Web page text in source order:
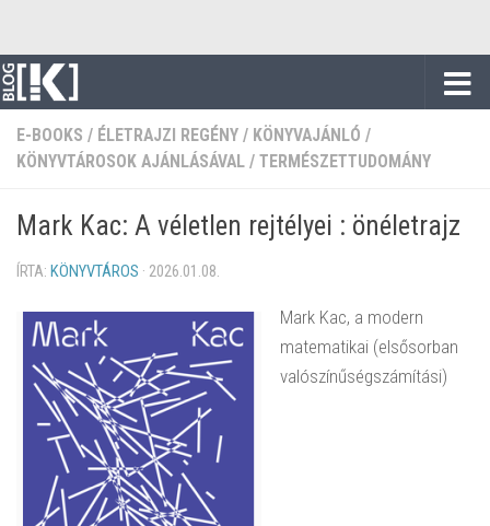
E-BOOKS / ÉLETRAJZI REGÉNY / KÖNYVAJÁNLÓ /
KÖNYVTÁROSOK AJÁNLÁSÁVAL / TERMÉSZETTUDOMÁNY
Mark Kac: A véletlen rejtélyei : önéletrajz
ÍRTA: KÖNYVTÁROS · 2026.01.08.
Mark Kac, a modern
matematikai (elsősorban
valószínűségszámítási)